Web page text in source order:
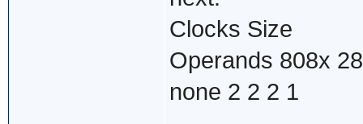
Clocks Size
Operands 808x
none 2 2 2 1